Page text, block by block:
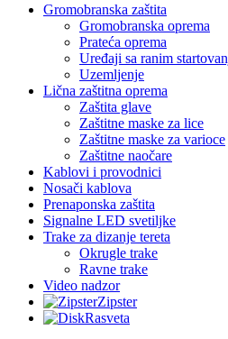
Gromobranska zaštita
Gromobranska oprema
Prateća oprema
Uređaji sa ranim
Uzemljenje
Lična zaštitna oprema
Zaštita glave
Zaštitne maske za lice
Zaštitne maske za varioce
Zaštitne naočare
Kablovi i provodnici
Nosači kablova
Prenaponska zaštita
Signalne LED svetiljke
Trake za dizanje tereta
Okrugle trake
Ravne trake
Video nadzor
Zipster
Rasveta